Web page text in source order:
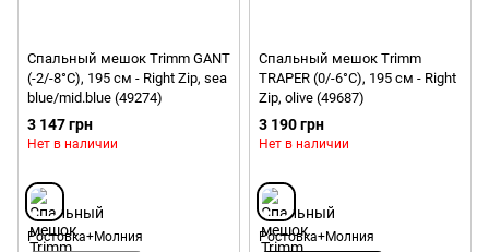
Спальный мешок Trimm GANT
(-2/-8°C), 195 см - Right Zip, sea
blue/mid.blue (49274)
3 147 грн
Нет в наличии
Ростовка+Молния
Спальный мешок Trimm
TRAPER (0/-6°C), 195 см - Right
Zip, olive (49687)
3 190 грн
Нет в наличии
Ростовка+Молния